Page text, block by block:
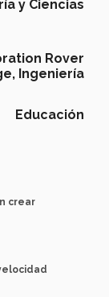
y Ciencias
Rover
Ingeniería
Educación
crear